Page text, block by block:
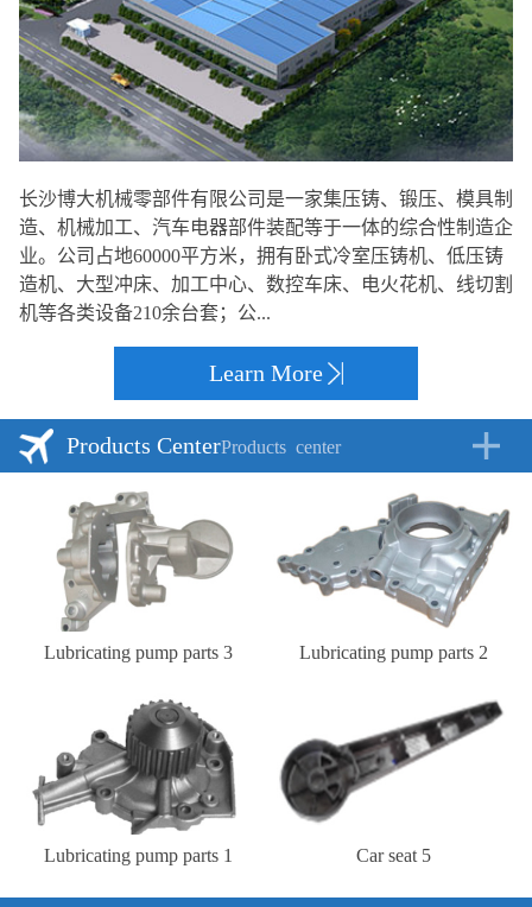
长沙博大机械零部件有限公司是一家集压铸、锻压、模具制
造、机械加工、汽车电器部件装配等于一体的综合性制造企
业。公司占地60000平方米，拥有卧式冷室压铸机、低压铸
造机、大型冲床、加工中心、数控车床、电火花机、线切割
机等各类设备210余台套；公...
Learn More
Products CenterProducts center
Lubricating pump parts 3 Lubricating pump parts 2
Lubricating pump parts 1 Car seat 5